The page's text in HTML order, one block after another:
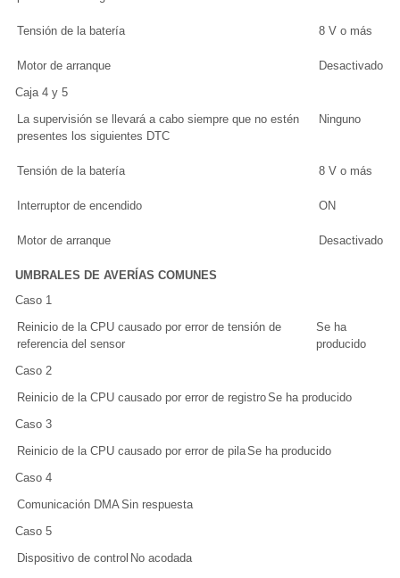
Tensión de la batería 8 V o más
Motor de arranque
Desactivado
Caja 4 y 5
La supervisión se llevará a cabo siempre que no estén
presentes los siguientes DTC
Ninguno
Tensión de la batería 8 V o más
Interruptor de encendido ON
Motor de arranque Desactivado
UMBRALES DE AVERÍAS COMUNES
Caso 1
Reinicio de la CPU causado por error de tensión de
referencia del sensor
Se ha
producido
Caso 2
Reinicio de la CPU causado por error de registroSe ha producido
Caso 3
Reinicio de la CPU causado por error de pilaSe ha producido
Caso 4
Comunicación DMASin respuesta
Caso 5
Dispositivo de control No acodada